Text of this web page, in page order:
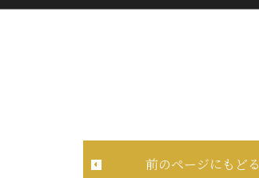
前のページにもどる